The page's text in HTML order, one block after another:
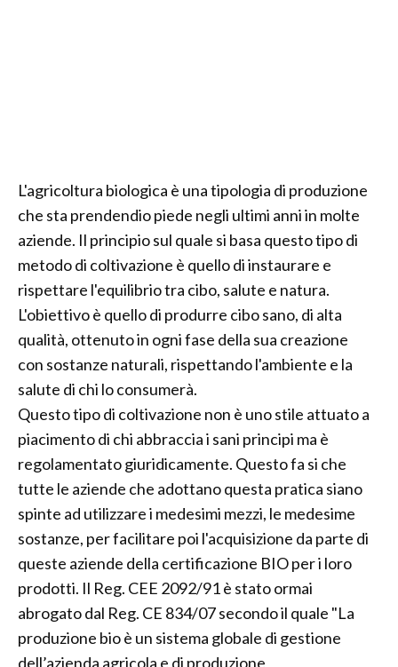
L'agricoltura biologica è una tipologia di produzione
che sta prendendio piede negli ultimi anni in molte
aziende. Il principio sul quale si basa questo tipo di
metodo di coltivazione è quello di instaurare e
rispettare l'equilibrio tra cibo, salute e natura.
L'obiettivo è quello di produrre cibo sano, di alta
qualità, ottenuto in ogni fase della sua creazione
con sostanze naturali, rispettando l'ambiente e la
salute di chi lo consumerà.
Questo tipo di coltivazione non è uno stile attuato a
piacimento di chi abbraccia i sani principi ma è
regolamentato giuridicamente. Questo fa si che
tutte le aziende che adottano questa pratica siano
spinte ad utilizzare i medesimi mezzi, le medesime
sostanze, per facilitare poi l'acquisizione da parte di
queste aziende della certificazione BIO per i loro
prodotti. Il Reg. CEE 2092/91 è stato ormai
abrogato dal Reg. CE 834/07 secondo il quale "La
produzione bio è un sistema globale di gestione
dell’azienda agricola e di produzione